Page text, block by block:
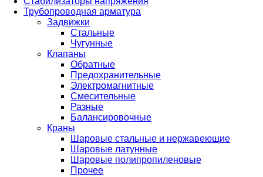
Трубопроводная арматура
Задвижки
Стальные
Чугунные
Клапаны
Обратные
Предохранительные
Электромагнитные
Смесительные
Разные
Балансировочные
Краны
Шаровые стальные и нержавеющие
Шаровые латунные
Шаровые полипропиленовые
Прочее